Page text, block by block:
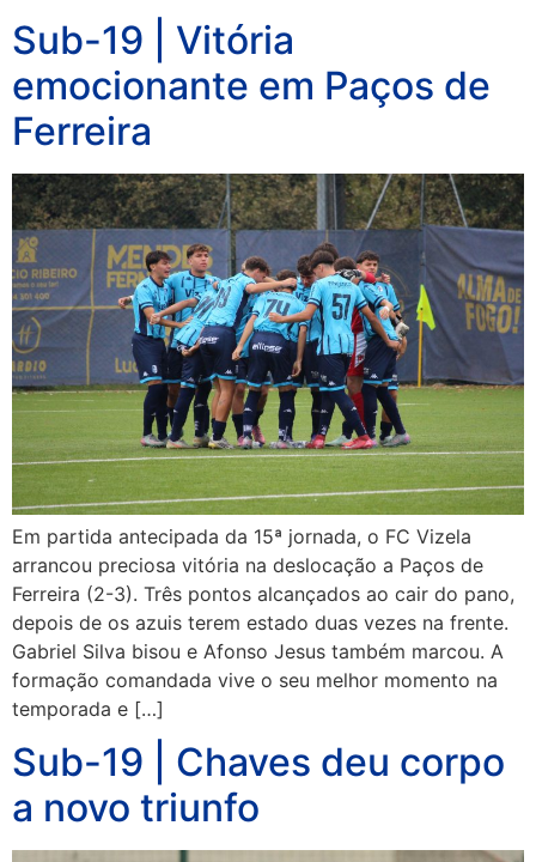
Sub-19 | Vitória
emocionante em Paços de
Ferreira
Em partida antecipada da 15ª jornada, o FC Vizela
arrancou preciosa vitória na deslocação a Paços de
Ferreira (2-3). Três pontos alcançados ao cair do pano,
depois de os azuis terem estado duas vezes na frente.
Gabriel Silva bisou e Afonso Jesus também marcou. A
formação comandada vive o seu melhor momento na
temporada e […]
Sub-19 | Chaves deu corpo
a novo triunfo